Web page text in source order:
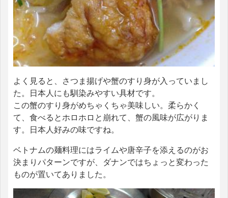
よく見ると、さつま揚げや蟹のすり身が入っていまし
た。日本人にも馴染みやすい具材です。
この蟹のすり身がめちゃくちゃ美味しい。柔らかく
て、食べるとホロホロと崩れて、蟹の風味が広がりま
す。日本人好みの味ですね。
ベトナムの麺料理にはライムや唐辛子を添えるのがお
決まりパターンですが、ダナンではちょっと変わった
ものが置いてありました。